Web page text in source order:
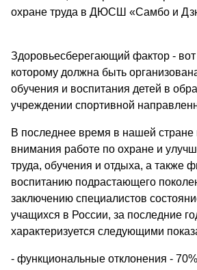
охране труда в ДЮСШ «Самбо и
Здоровьесберегающий фактор -
которому должна быть
обучения и воспитания детей в
учреждении спортивной
В последнее время в нашей стране
внимания работе по охране и
труда, обучения и отдыха, а также
воспитанию подрастающего
заключению специалистов
учащихся в России, за последние
характеризуется следующими
- функциональные отклонения - 70%